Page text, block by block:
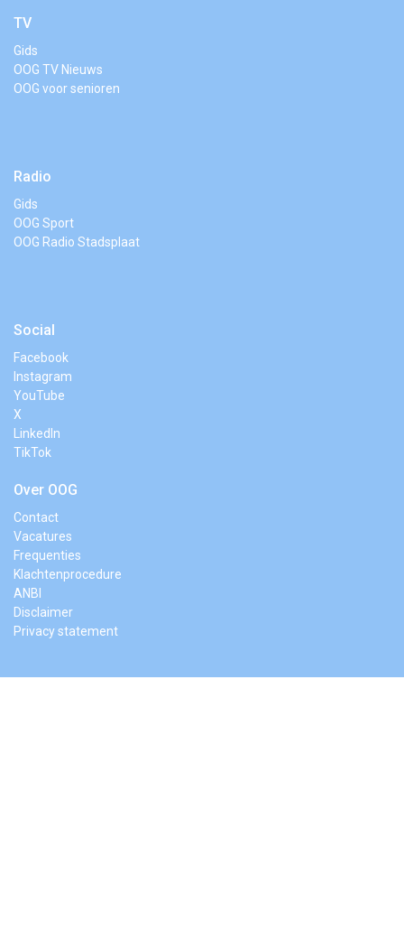
TV
Gids
OOG TV Nieuws
OOG voor senioren
Radio
Gids
OOG Sport
OOG Radio Stadsplaat
Social
Facebook
Instagram
YouTube
X
LinkedIn
TikTok
Over OOG
Contact
Vacatures
Frequenties
Klachtenprocedure
ANBI
Disclaimer
Privacy statement